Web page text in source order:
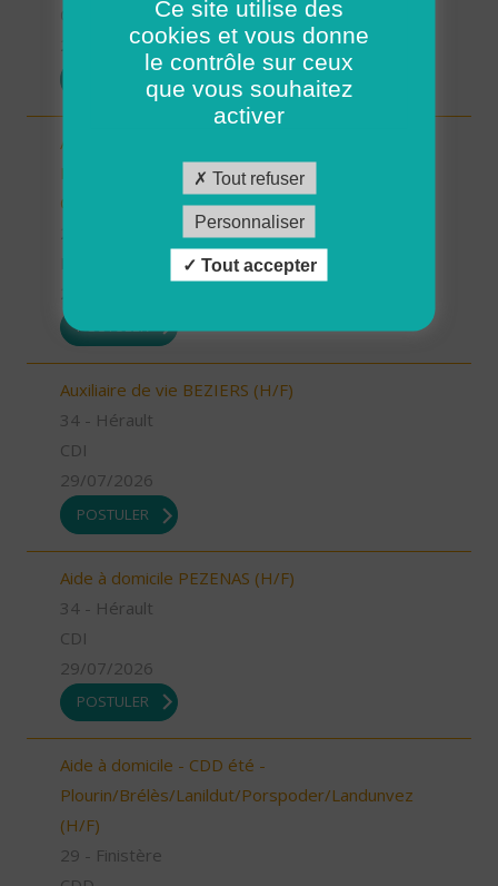
29/07/2026
Auxiliaire de vie/aide à domicile - Locmaria-
Plouzané /Plougonvelin/Le Conquet/Trébabu -
CDI (H/F)
Possibilité de CDI ou CDD
POSTULER
Auxiliaire de vie BEZIERS (H/F)
34 - Hérault
CDI
29/07/2026
POSTULER
Aide à domicile PEZENAS (H/F)
34 - Hérault
CDI
29/07/2026
POSTULER
Aide à domicile - CDD été -
Plourin/Brélès/Lanildut/Porspoder/Landunvez
(H/F)
29 - Finistère
Ce site utilise des
cookies et vous donne
le contrôle sur ceux
que vous souhaitez
activer
Tout refuser
Personnaliser
Tout accepter